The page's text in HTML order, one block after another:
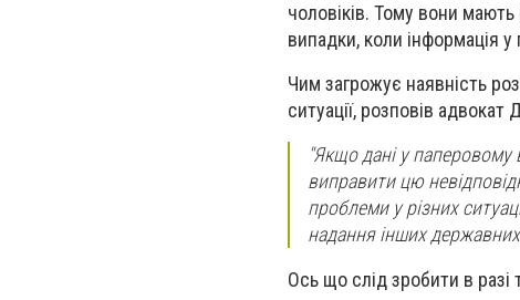
чоловіків. Тому вони
випадки, коли інформація
Чим загрожує наявність
ситуації, розповів
"Якщо дані у паперовому
виправити цю
проблеми у різних
надання інших
Ось що слід зробити в разі